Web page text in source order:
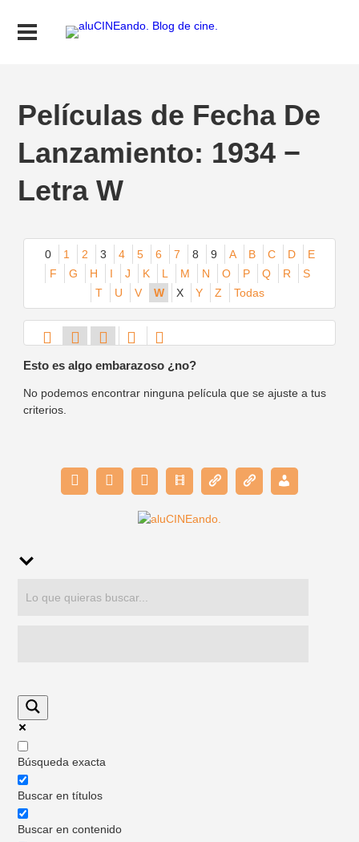
Películas de Fecha De
Lanzamiento: 1934 −
Letra W
0 1 2 3 4 5 6 7 8 9 A B C D
E
F
G H I J K L M N O P Q R
S
T
U V W X Y Z Todas
Esto es algo embarazoso ¿no?
No podemos encontrar ninguna película que se ajuste a tus
criterios.
Búsqueda exacta
Buscar en títulos
Buscar en contenido